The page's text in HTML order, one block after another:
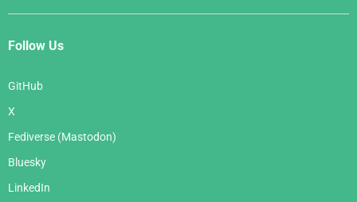
Follow Us
GitHub
X
Fediverse (Mastodon)
Bluesky
LinkedIn